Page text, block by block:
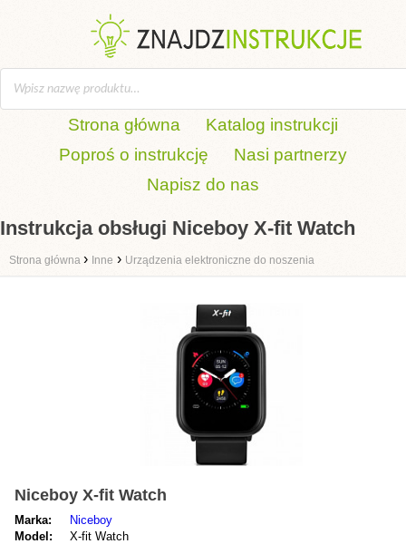
Strona główna
Katalog instrukcji
Poproś o instrukcję
Nasi partnerzy
Napisz do nas
Instrukcja obsługi Niceboy X-fit Watch
Strona główna › Inne › Urządzenia elektroniczne do noszenia
Niceboy X-fit Watch
Marka:
Niceboy
Model:
X-fit Watch